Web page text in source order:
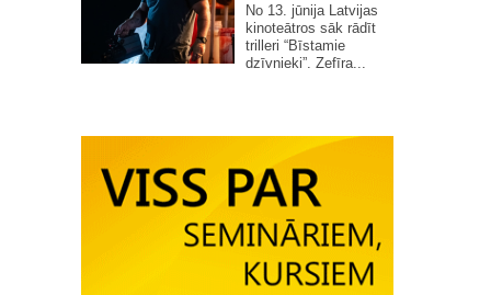
No 13. jūnija Latvijas
kinoteātros sāk rādīt
trilleri “Bīstamie
dzīvnieki”. Zefīra...